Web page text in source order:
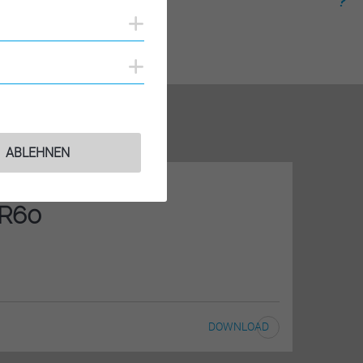
DOWNLOAD
ABLEHNEN